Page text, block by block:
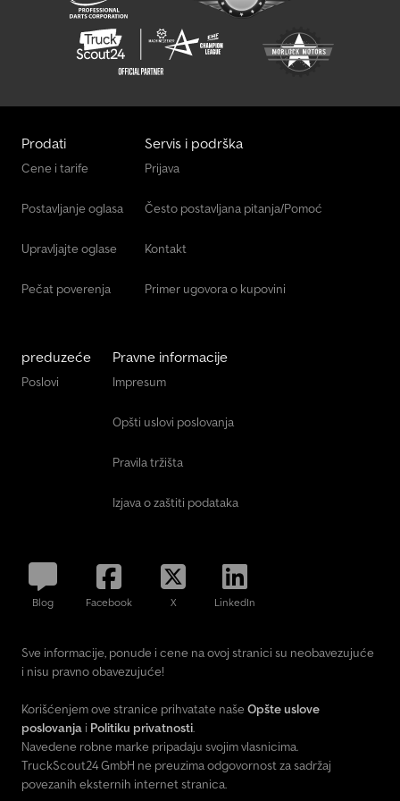
Prodati
Cene i tarife
Postavljanje oglasa
Upravljajte oglase
Pečat poverenja
Servis i podrška
Prijava
Često postavljana pitanja/Pomoć
Kontakt
Primer ugovora o kupovini
preduzeće
Poslovi
Pravne informacije
Impresum
Opšti uslovi poslovanja
Pravila tržišta
Izjava o zaštiti podataka
Blog Facebook X LinkedIn
Sve informacije, ponude i cene na ovoj stranici su neobavezujuće
i nisu pravno obavezujuće!
Korišćenjem ove stranice prihvatate naše Opšte uslove
poslovanja i Politiku privatnosti.
Navedene robne marke pripadaju svojim vlasnicima.
TruckScout24 GmbH ne preuzima odgovornost za sadržaj
povezanih eksternih internet stranica.